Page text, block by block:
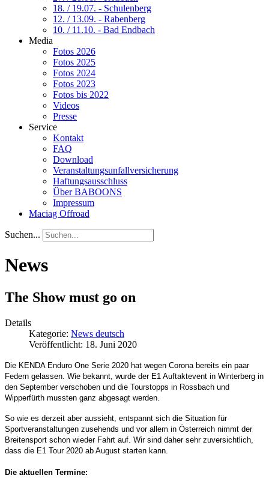
18. / 19.07. - Schulenberg
12. / 13.09. - Rabenberg
10. / 11.10. - Bad Endbach
Media
Fotos 2026
Fotos 2025
Fotos 2024
Fotos 2023
Fotos bis 2022
Videos
Presse
Service
Kontakt
FAQ
Download
Veranstaltungsunfallversicherung
Haftungsausschluss
Über BABOONS
Impressum
Maciag Offroad
Suchen...
News
The Show must go on
Details
Kategorie: News deutsch
Veröffentlicht: 18. Juni 2020
Die KENDA Enduro One Serie 2020 hat wegen Corona bereits ein paar
Federn gelassen. Wie bekannt, wurde der E1 Auftaktevent in Winterberg in
den September verschoben und die Tourstopps in Rossbach und
Wipperfürth mussten ganz abgesagt werden.
So wie es derzeit aber aussieht, entspannt sich die Situation für
Sportveranstaltungen zusehends und vor allem in Österreich nimmt der
Breitensport schon wieder Fahrt auf. Wir sind daher sehr zuversichtlich,
dass die E1 Tour 2020 ab August starten kann.
Die aktuellen Termine: